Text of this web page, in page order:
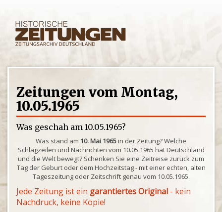
Zeitungen vom Montag,
10.05.1965
Was geschah am 10.05.1965?
Was stand am 10. Mai 1965in der Zeitung? Welche
Schlagzeilen und Nachrichten vom 10.05.1965 hat Deutschland
und die Welt bewegt? Schenken Sie eine Zeitreise zurück zum
Tag der Geburt oder dem Hochzeitstag - mit einer echten, alten
Tageszeitung oder Zeitschrift genau vom 10.05.1965.
Jede Zeitung ist ein garantiertes Original - kein
Nachdruck, keine Kopie!